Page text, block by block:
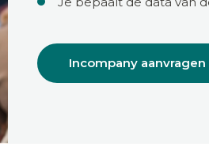
Incompany aanvragen